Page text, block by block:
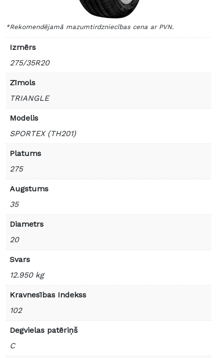
*Rekomendējamā mazumtirdzniecības cena ar PVN.
Izmērs
275/35R20
Zīmols
TRIANGLE
Modelis
SPORTEX (TH201)
Platums
275
Augstums
35
Diametrs
20
Svars
12.950 kg
Kravnesības Indekss
102
Degvielas patēriņš
C